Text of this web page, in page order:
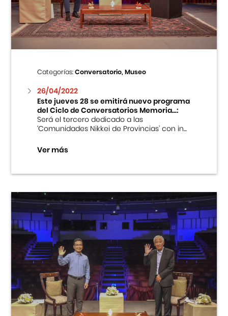
Centro Cultural Peruano Japonés
Museo de la Inmigración Japonesa
Fondo Editorial
Teatro Peruano Japonés
Categorías:Conversatorio, Museo
26/04/2022
Este jueves 28 se emitirá nuevo programa
del Ciclo de Conversatorios Memoria...:
Será el tercero dedicado a las
‘Comunidades Nikkei de Provincias’ con in...
Ver más